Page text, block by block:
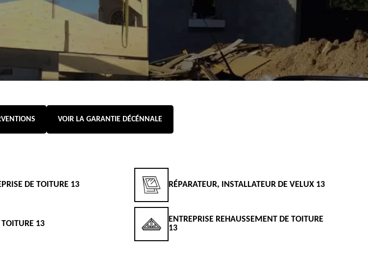
VOIR LA GARANTIE DÉCÉNNALE
RÉPARATEUR, INSTALLATEUR DE VELUX 13
ENTREPRISE REHAUSSEMENT DE TOITURE
DEVIS CHANGEMENT DE
DEVIS NETTOYAGE DE